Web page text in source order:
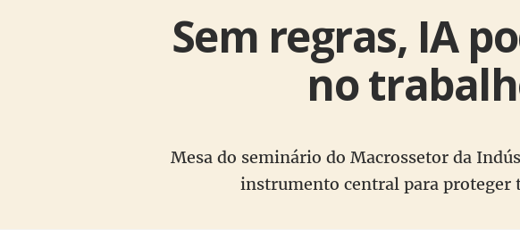
Sem regras, IA
no
Mesa do seminário do Macrossetor da
instrumento central para proteger